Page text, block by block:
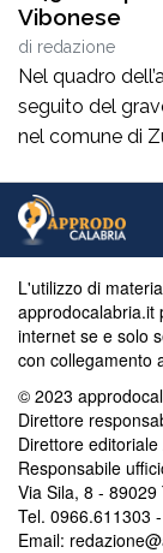
Vibonese
di redazione
Nel quadro
seguito del
nel comune di
43enne di
è ritenuto, allo
reato di
L'utilizzo di
approdocalabria.it
internet se e solo
con collegamento
© 2023
Direttore
Direttore
Responsabile
Via Sila, 8 -
Tel. 0966.611303
Email: